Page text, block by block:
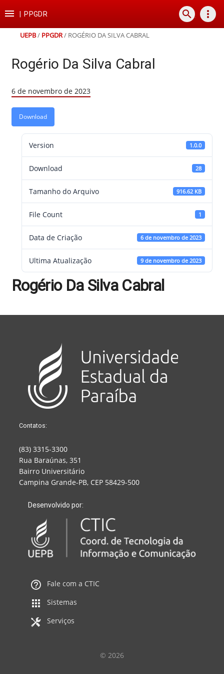
para
conteúdo
para
para
para
rodapé
 PPGDR search more_vert
UEPB/ PPGDR/ ROGÉRIO DA SILVA CABRAL
Rogério Da Silva Cabral
6 de novembro de 2023
Download
Version 1.0.0
Download 28
Tamanho do Arquivo 916.62 KB
File Count 1
Data de Criação 6 de novembro de 2023
Ultima Atualização 9 de novembro de 2023
Rogério Da Silva Cabral
Contatos:
(83) 3315-3300
Rua Baraúnas, 351
Bairro Universitário
Campina Grande-PB, CEP 58429-500
Desenvolvido por:
Fale com a CTIC
Sistemas
Serviços
© 2026